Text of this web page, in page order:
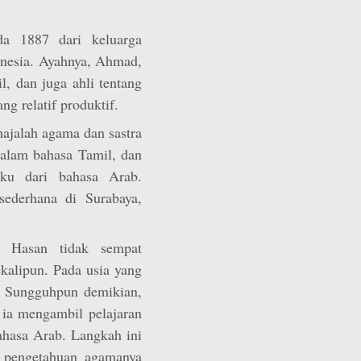
1887 dari keluarga
Ayahnya, Ahmad,
dan juga ahli tentang
relatif produktif.
agama dan sastra
bahasa Tamil, dan
dari bahasa Arab.
di Surabaya,
tidak sempat
Pada usia yang
demikian,
mengambil pelajaran
Arab. Langkah ini
agamanya